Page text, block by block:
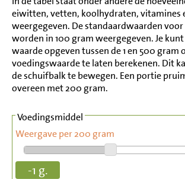
eiwitten, vetten, koolhydraten, vitamines
weergegeven. De standaardwaarden
worden in 100 gram weergegeven. Je
waarde opgeven tussen de 1 en 500 gram
voedingswaarde te laten berekenen. Dit
de schuifbalk te bewegen. Een portie
overeen met 200 gram.
Voedingsmiddel
Weergave per 200 gram
-1 g.